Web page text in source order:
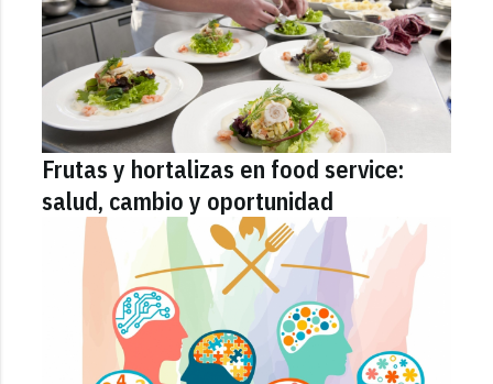
Frutas y hortalizas en food service:
salud, cambio y oportunidad